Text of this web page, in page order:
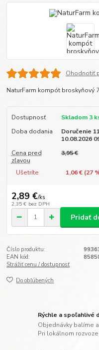
Ohodnotiť
NaturFarm kompót broskyňový
Dostupnosť
Skladom 3
Doba dodania
Doručenie
10.08.2026
Cena pred
zľavou
3,95 €
Ušetríte 1,06 € (27
2,89 €/ks
2,35 € bez DPH
Pridať
Číslo produktu:
EAN kód:
Strážiť cenu / dostupnosť
Do obľúbených
Rýchle a spoľahlivé
Objednávky balíme
Pri lokálnom